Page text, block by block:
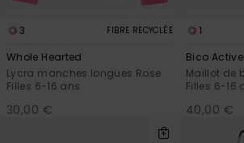
3 FIBRE RECYCLÉE
Whole Hearted
Lycra manches longues Rose
Filles 6-16 ans
30,00 €
1
Bico
Maillot de
Filles 6-16
40,00 €